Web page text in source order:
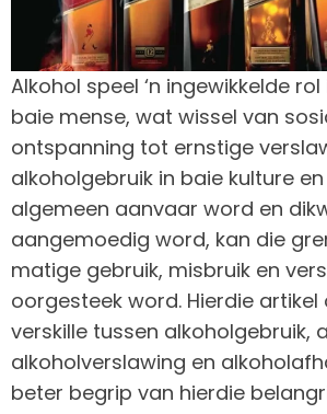
Alkohol speel ‘n ingewikkelde
baie mense, wat wissel van
ontspanning tot ernstige
alkoholgebruik in baie kulture
algemeen aanvaar word en
aangemoedig word, kan die
matige gebruik, misbruik en
oorgesteek word. Hierdie
verskille tussen alkoholgebruik,
alkoholverslawing en
beter begrip van hierdie